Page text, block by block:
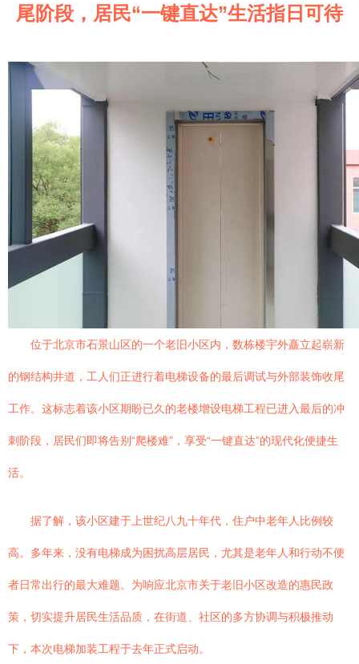
尾阶段，居民“一键直达”生活指日可待
位于北京市石景山区的一个老旧小区内，数栋楼宇外矗立起崭新
的钢结构井道，工人们正进行着电梯设备的最后调试与外部装饰收尾
工作。这标志着该小区期盼已久的老楼增设电梯工程已进入最后的冲
刺阶段，居民们即将告别“爬楼难”，享受“一键直达”的现代化便捷生
活。
据了解，该小区建于上世纪八九十年代，住户中老年人比例较
高。多年来，没有电梯成为困扰高层居民，尤其是老年人和行动不便
者日常出行的最大难题。为响应北京市关于老旧小区改造的惠民政
策，切实提升居民生活品质，在街道、社区的多方协调与积极推动
下，本次电梯加装工程于去年正式启动。